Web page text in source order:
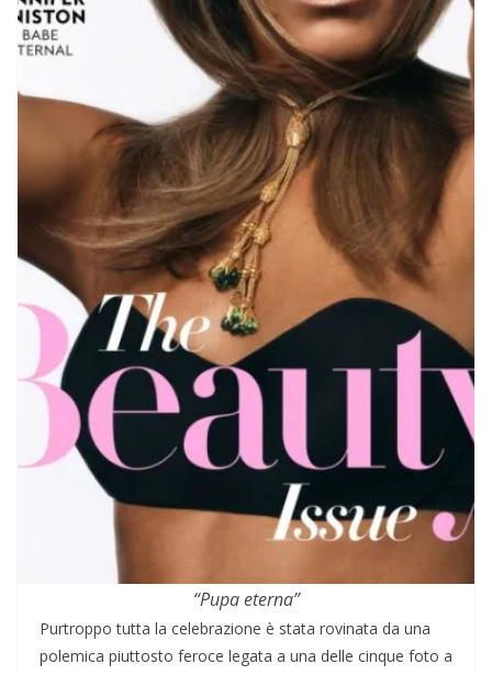
“Pupa eterna”
Purtroppo tutta la celebrazione è stata rovinata da una
polemica piuttosto feroce legata a una delle cinque foto a